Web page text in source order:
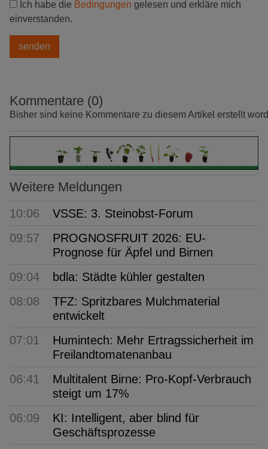
Ich habe die Bedingungen gelesen und erkläre mich
einverstanden.
Kommentare (0)
Bisher sind keine Kommentare zu diesem Artikel erstellt
Weitere Meldungen
10:06
VSSE: 3. Steinobst-Forum
09:57
PROGNOSFRUIT 2026: EU-
Prognose für Äpfel und Birnen
09:04
bdla: Städte kühler gestalten
08:08
TFZ: Spritzbares Mulchmaterial
entwickelt
07:01
Humintech: Mehr Ertragssicherheit im
Freilandtomatenanbau
06:41
Multitalent Birne: Pro-Kopf-Verbrauch
steigt um 17%
06:09
KI: Intelligent, aber blind für
Geschäftsprozesse